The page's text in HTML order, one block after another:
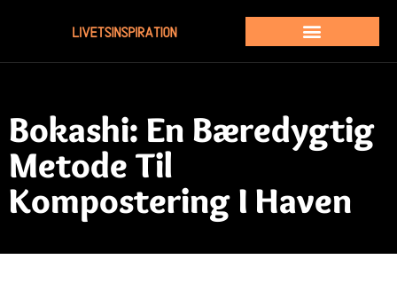
Bokashi: En Bæredygtig
Metode Til
Kompostering I Haven